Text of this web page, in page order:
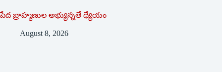
పేద బ్రాహ్మణుల అభ్యున్నతే ధ్యేయం
August 8, 2026